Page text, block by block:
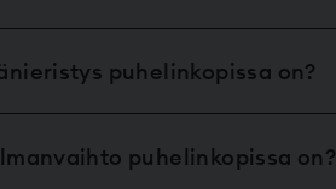
puhelinkopissa on?
puhelinkopissa on?